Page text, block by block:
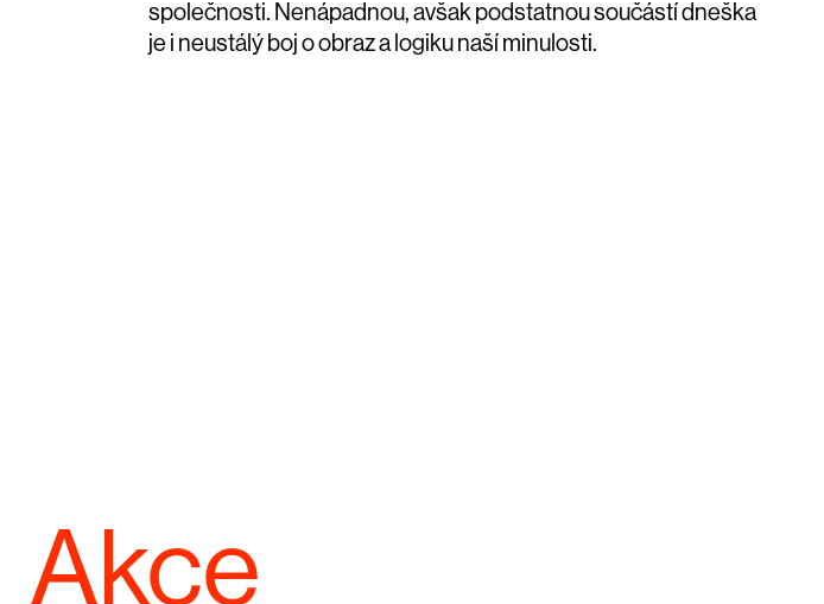
společnosti. Nenápadnou, avšak podstatnou součástí dneška
je i neustálý boj o obraz a logiku naší minulosti.
Akce